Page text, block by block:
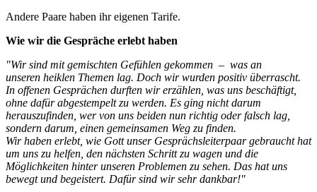
Andere Paare haben ihr eigenen Tarife.
Wie wir die Gespräche erlebt haben
"Wir sind mit gemischten Gefühlen gekommen – was an
unseren heiklen Themen lag. Doch wir wurden positiv überrascht.
In offenen Gesprächen durften wir erzählen, was uns beschäftigt,
ohne dafür abgestempelt zu werden. Es ging nicht darum
herauszufinden, wer von uns beiden nun richtig oder falsch lag,
sondern darum, einen gemeinsamen Weg zu finden.
Wir haben erlebt, wie Gott unser Gesprächsleiterpaar gebraucht hat
um uns zu helfen, den nächsten Schritt zu wagen und die
Möglichkeiten hinter unseren Problemen zu sehen. Das hat uns
bewegt und begeistert. Dafür sind wir sehr dankbar!"